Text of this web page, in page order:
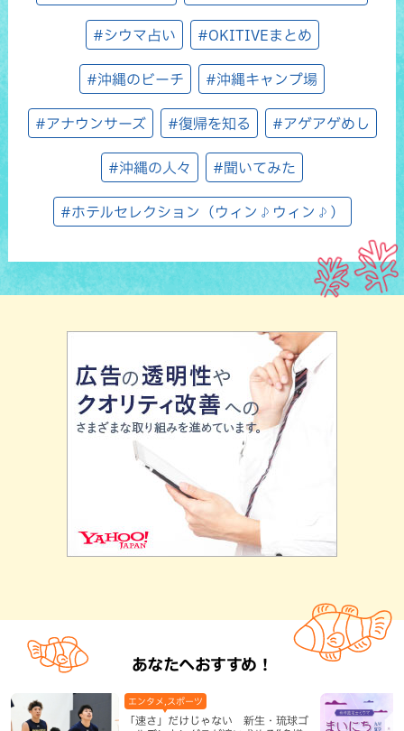
#シウマ占い #OKITIVEまとめ
#沖縄のビーチ #沖縄キャンプ場
#アナウンサーズ #復帰を知る #アゲアゲめし
#沖縄の人々 #聞いてみた
#ホテルセレクション（ウィン♪ウィン♪）
あなたへおすすめ！
「速さ」だけじゃない 新生・琉球ゴ
エンタメ,スポーツ